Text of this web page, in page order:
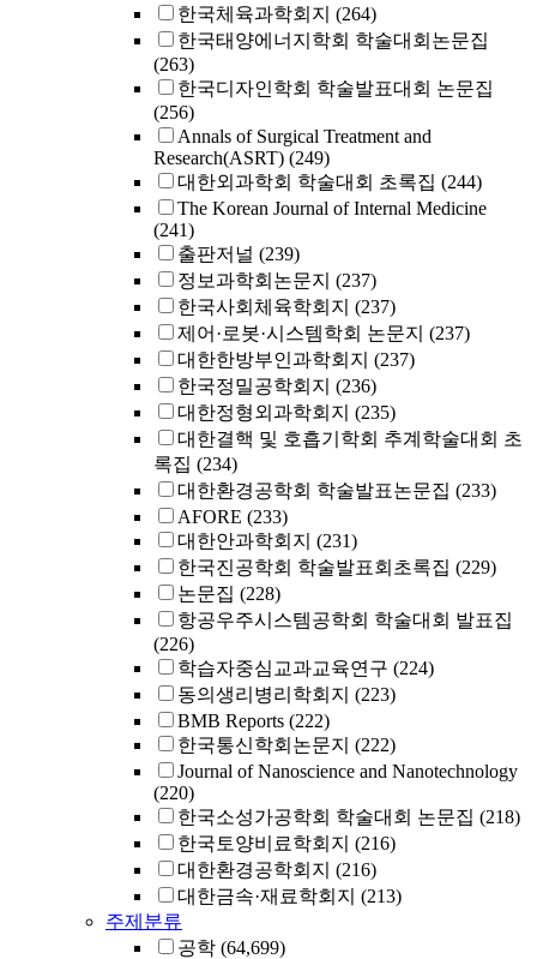
한국체육과학회지 (264)
한국태양에너지학회 학술대회논문집
(263)
한국디자인학회 학술발표대회 논문집
(256)
Annals of Surgical Treatment and
Research(ASRT) (249)
대한외과학회 학술대회 초록집 (244)
The Korean Journal of Internal Medicine
(241)
출판저널 (239)
정보과학회논문지 (237)
한국사회체육학회지 (237)
제어·로봇·시스템학회 논문지 (237)
대한한방부인과학회지 (237)
한국정밀공학회지 (236)
대한정형외과학회지 (235)
대한결핵 및 호흡기학회 추계학술대회 초
록집 (234)
대한환경공학회 학술발표논문집 (233)
AFORE (233)
대한안과학회지 (231)
한국진공학회 학술발표회초록집 (229)
논문집 (228)
항공우주시스템공학회 학술대회 발표집
(226)
학습자중심교과교육연구 (224)
동의생리병리학회지 (223)
BMB Reports (222)
한국통신학회논문지 (222)
Journal of Nanoscience and Nanotechnology
(220)
한국소성가공학회 학술대회 논문집 (218)
한국토양비료학회지 (216)
대한환경공학회지 (216)
대한금속·재료학회지 (213)
주제분류
공학 (64,699)